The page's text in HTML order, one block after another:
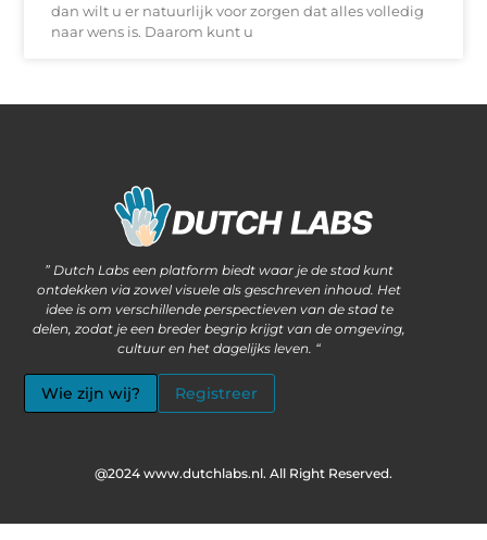
dan wilt u er natuurlijk voor zorgen dat alles volledig
naar wens is. Daarom kunt u
” Dutch Labs een platform biedt waar je de stad kunt
ontdekken via zowel visuele als geschreven inhoud. Het
idee is om verschillende perspectieven van de stad te
delen, zodat je een breder begrip krijgt van de omgeving,
cultuur en het dagelijks leven. “
Wie zijn wij? Registreer
@2024 www.dutchlabs.nl. All Right Reserved.